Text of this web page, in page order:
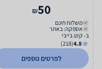
50
₪
משלוח חינם
אספקה: באתר
ב- קינג בייבי
4.8
(218)
לפרטים נוספים